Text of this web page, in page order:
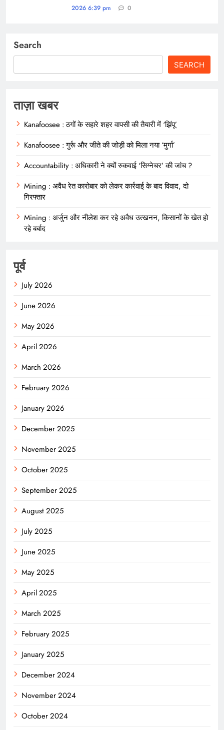
2026 6:39 pm
0
Search
SEARCH
ताज़ा खबर
Kanafoosee : ठगों के सहारे शहर वापसी की तैयारी में ‘झिंपू’
Kanafoosee : गुर्रू और जीते की जोड़ी को मिला नया ‘मुर्गा’
Accountability : अधिकारी ने क्यों रुकवाई ‘सिग्नेचर’ की जांच ?
Mining : अवैध रेत कारोबार को लेकर कार्रवाई के बाद विवाद, दो
गिरफ्तार
Mining : अर्जुन और नीलेश कर रहे अवैध उत्खनन, किसानों के खेत हो
रहे बर्बाद
पूर्व
July 2026
June 2026
May 2026
April 2026
March 2026
February 2026
January 2026
December 2025
November 2025
October 2025
September 2025
August 2025
July 2025
June 2025
May 2025
April 2025
March 2025
February 2025
January 2025
December 2024
November 2024
October 2024